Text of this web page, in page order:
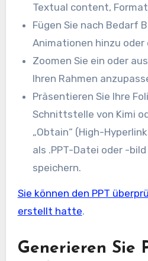
Textual content,
Fügen Sie nach Bedarf
Animationen hinzu oder
Zoomen Sie ein oder
Ihren Rahmen
Präsentieren Sie Ihre
Schnittstelle von Kimi
„Obtain“ (High-
als .PPT-Datei oder -
speichern.
Sie können den PPT
erstellt hatte.
Generieren Sie